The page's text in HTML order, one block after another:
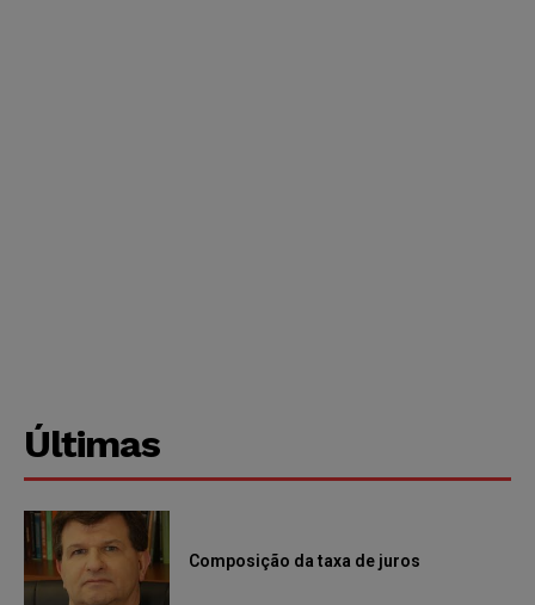
Últimas
Composição da taxa de juros